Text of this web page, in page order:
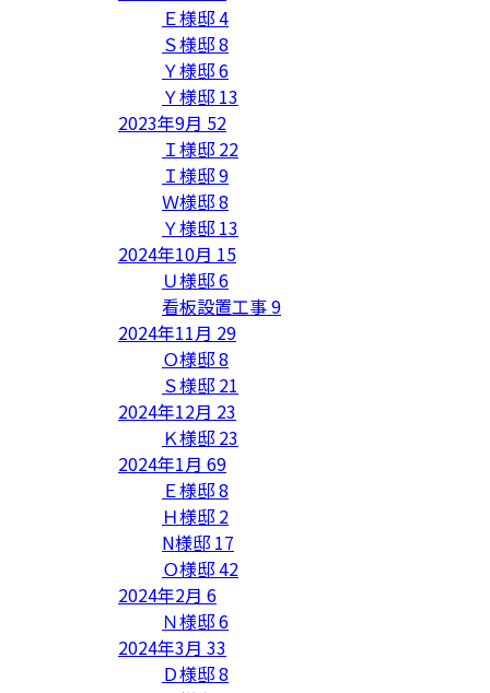
Ｅ様邸4
Ｓ様邸8
Ｙ様邸6
Ｙ様邸 13
2023年9月 52
Ｉ様邸 22
Ｉ様邸9
Ｗ様邸8
Ｙ様邸 13
2024年10月 15
Ｕ様邸6
看板設置工事9
2024年11月 29
Ｏ様邸8
Ｓ様邸 21
2024年12月 23
Ｋ様邸 23
2024年1月 69
Ｅ様邸8
Ｈ様邸 2
N様邸 17
Ｏ様邸42
2024年2月 6
Ｎ様邸6
2024年3月 33
Ｄ様邸8